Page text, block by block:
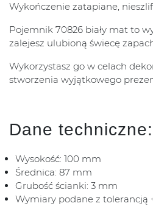
Wykończenie zatapiane,
Pojemnik 70826 biały mat to
zalejesz ulubioną świecę
Wykorzystasz go w celach
stworzenia wyjątkowego
Dane techniczne:
Wysokość: 100 mm
Średnica: 87 mm
Grubość ścianki: 3 mm
Wymiary podane z tolerancją